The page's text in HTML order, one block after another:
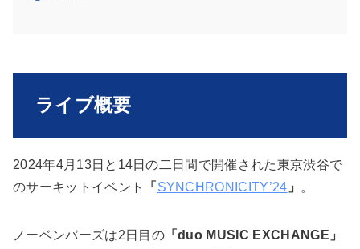
ライブ概要
2024年4月13日と14日の二日間で開催された東京渋谷で
のサーキットイベント
「 SYNCHRONICITY’24 」 。
ノーベンバーズは2日目の「duo MUSIC EXCHANGE」